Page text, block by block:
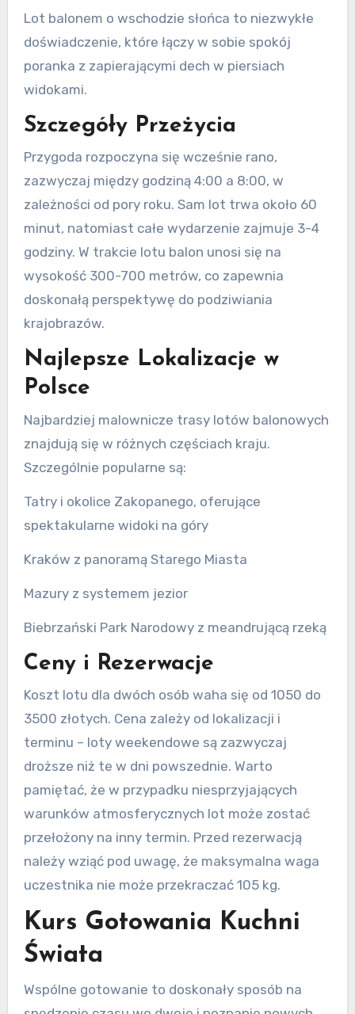
Lot balonem o wschodzie słońca to niezwykłe
doświadczenie, które łączy w sobie spokój
poranka z zapierającymi dech w piersiach
widokami.
Szczegóły Przeżycia
Przygoda rozpoczyna się wcześnie rano,
zazwyczaj między godziną 4:00 a 8:00, w
zależności od pory roku. Sam lot trwa około 60
minut, natomiast całe wydarzenie zajmuje 3-4
godziny. W trakcie lotu balon unosi się na
wysokość 300-700 metrów, co zapewnia
doskonałą perspektywę do podziwiania
krajobrazów.
Najlepsze Lokalizacje w
Polsce
Najbardziej malownicze trasy lotów balonowych
znajdują się w różnych częściach kraju.
Szczególnie popularne są:
Tatry i okolice Zakopanego, oferujące
spektakularne widoki na góry
Kraków z panoramą Starego Miasta
Mazury z systemem jezior
Biebrzański Park Narodowy z meandrującą rzeką
Ceny i Rezerwacje
Koszt lotu dla dwóch osób waha się od 1050 do
3500 złotych. Cena zależy od lokalizacji i
terminu – loty weekendowe są zazwyczaj
droższe niż te w dni powszednie. Warto
pamiętać, że w przypadku niesprzyjających
warunków atmosferycznych lot może zostać
przełożony na inny termin. Przed rezerwacją
należy wziąć pod uwagę, że maksymalna waga
uczestnika nie może przekraczać 105 kg.
Kurs Gotowania Kuchni
Świata
Wspólne gotowanie to doskonały sposób na